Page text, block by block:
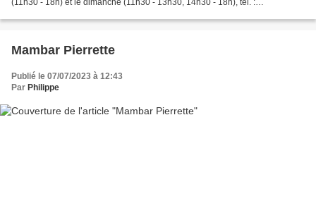
(11h30 - 18h) et le dimanche (11h30 - 13h30, 14h30 - 18h), tél. :
Mambar Pierrette
Publié le 07/07/2023 à 12:43
Par Philippe